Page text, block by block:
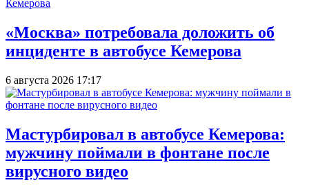
«Москва» потребовала доложить об
инциденте в автобусе Кемерова
6 августа 2026 17:17
Мастурбировал в автобусе Кемерова:
мужчину поймали в фонтане после
вирусного видео